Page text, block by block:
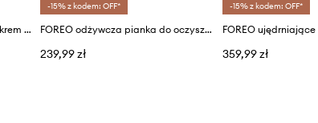
FOREO nawilżająco-matujący krem do cery tłustej KIWI Oil Control Mattifying Moisturizer 40mL
-15% z kodem: OFF*
FOREO odżywcza pianka do oczyszczania skóry twarzy LUNA Micro-Foam Cleanser 2.0 100ml GL
239,99 zł
-15% z kodem: OFF*
359,99 zł